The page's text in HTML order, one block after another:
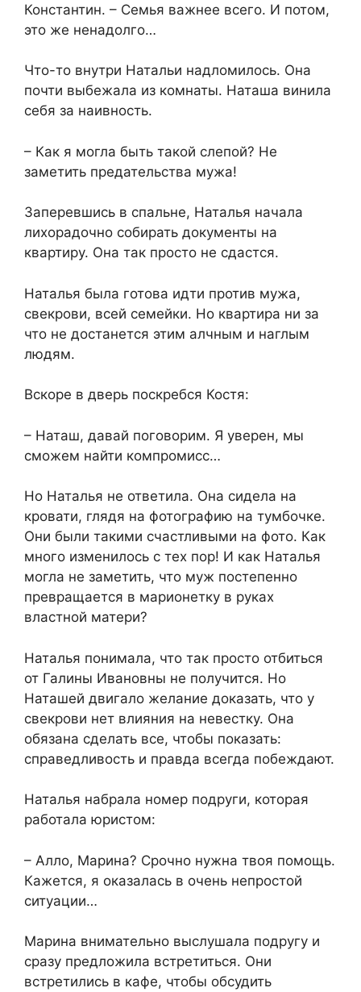
Константин. – Семья важнее всего. И потом,
это же ненадолго…​
​Что-то внутри Натальи надломилось. Она
почти выбежала из комнаты. Наташа винила
себя за наивность.​
​– Как я могла быть такой слепой? Не
заметить предательства мужа!​
​Заперевшись в спальне, Наталья начала
лихорадочно собирать документы на
квартиру. Она так просто не сдастся.
Наталья была готова идти против мужа,
свекрови, всей семейки. Но квартира ни за
что не достанется этим алчным и наглым
людям.​
​Вскоре в дверь поскребся Костя:​
​– Наташ, давай поговорим. Я уверен, мы
сможем найти компромисс…​
​Но Наталья не ответила. Она сидела на
кровати, глядя на фотографию на тумбочке.
Они были такими счастливыми на фото. Как
много изменилось с тех пор! И как Наталья
могла не заметить, что муж постепенно
превращается в марионетку в руках
властной матери?​
​Наталья понимала, что так просто отбиться
от Галины Ивановны не получится. Но
Наташей двигало желание доказать, что у
свекрови нет влияния на невестку. Она
обязана сделать все, чтобы показать:
справедливость и правда всегда побеждают.​
​Наталья набрала номер подруги, которая
работала юристом:​
​– Алло, Марина? Срочно нужна твоя помощь.
Кажется, я оказалась в очень непростой
ситуации…​
​Марина внимательно выслушала подругу и
сразу предложила встретиться. Они
встретились в кафе, чтобы обсудить